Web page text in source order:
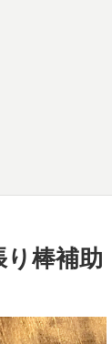
り棒補助